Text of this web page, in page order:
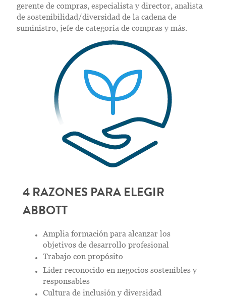
gerente de compras, especialista y director, analista
de sostenibilidad/diversidad de la cadena de
suministro, jefe de categoría de compras y más.
4 RAZONES PARA ELEGIR
ABBOTT
Amplia formación para alcanzar los
objetivos de desarrollo profesional
Trabajo con propósito
Líder reconocido en negocios sostenibles y
responsables
Cultura de inclusión y diversidad